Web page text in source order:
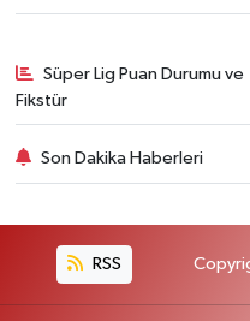
Süper Lig Puan Durumu ve
Fikstür
Son Dakika Haberleri
RSS